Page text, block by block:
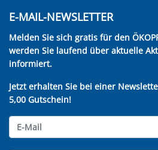
E-MAIL-NEWSLETTER
Melden Sie sich gratis für den
werden Sie laufend über aktuelle
informiert.
Jetzt erhalten Sie bei einer
5,00 Gutschein!